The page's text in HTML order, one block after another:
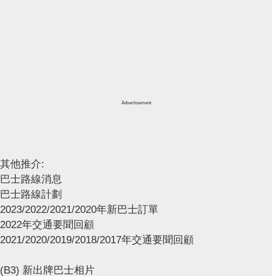
Advertisement
其他推介:
巴士路線消息
巴士路線計劃
2023/2022/2021/2020年新巴士訂單
2022年交通要聞回顧
2021/2020/2019/2018/2017年交通要聞回顧
(B3) 新出牌巴士相片